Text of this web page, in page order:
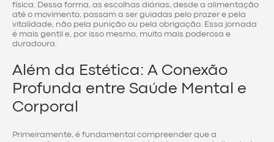
física. Dessa forma, as escolhas diárias, desde a alimentação
até o movimento, passam a ser guiadas pelo prazer e pela
vitalidade, não pela punição ou pela obrigação. Essa jornada
é mais gentil e, por isso mesmo, muito mais poderosa e
duradoura.
Além da Estética: A Conexão
Profunda entre Saúde Mental e
Corporal
Primeiramente, é fundamental compreender que a